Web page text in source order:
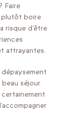
Faire
plutôt boire
risque d’être
attrayantes.
séjour